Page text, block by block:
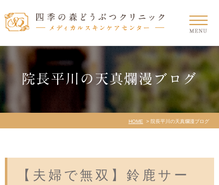
院長平川の天真爛漫ブログ
HOME 院長平川の天真爛漫ブログ
【夫婦で無双】鈴鹿サー